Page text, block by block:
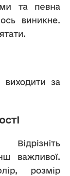
та певна
виникне.
за
важливої.
розмір